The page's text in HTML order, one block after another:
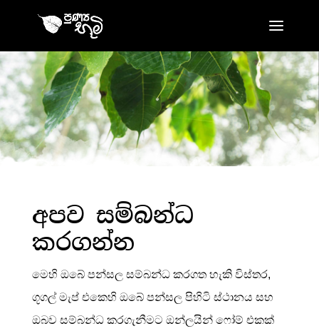
අපව සම්බන්ධ
කරගන්න
මෙහි ඔබේ පන්සල සම්බන්ධ කරගත හැකි විස්තර,
ගූගල් මැප් එකෙහි ඔබේ පන්සල පිහිටි ස්ථානය සහ
ඔබව සම්බන්ධ කරගැනීමට ඔන්ලයින් ෆෝම් එකක්